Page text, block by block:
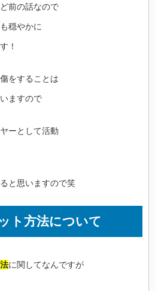
前の話なので
穏やかに
！
をすることは
ますので
ーとして活動
と思いますので笑
ト方法について
に関してなんですが